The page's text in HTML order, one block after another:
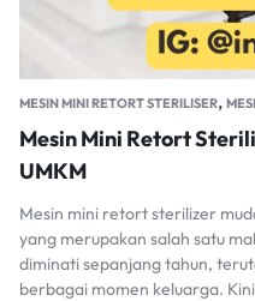
MESIN MINI RETORT STERILISER,
Mesin Mini Retort
UMKM
Mesin mini retort sterilizer
yang merupakan salah satu
diminati sepanjang tahun,
berbagai momen keluarga.